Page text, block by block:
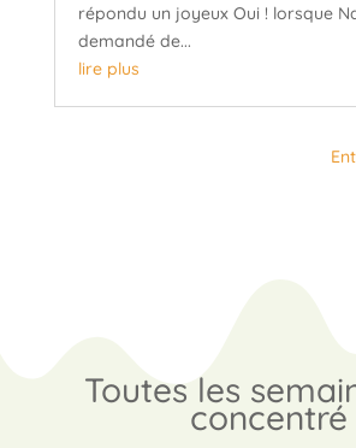
répondu un joyeux Oui ! lorsque
demandé de...
lire plus
Toutes les
concentré